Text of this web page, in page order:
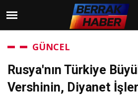
GÜNCEL
Rusya'nın Türkiye
Vershinin, Diyanet